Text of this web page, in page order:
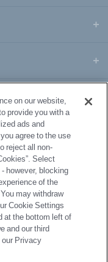
on our website,
provide you with a
ads and
agree to the use
reject all non-
Select
however, blocking
of the
may withdraw
Cookie Settings
at the bottom left of
and our third
our Privacy